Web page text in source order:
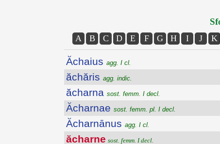
A B C D E F G H I J K
Ăchaius agg. I cl.
ăchăris agg. indic.
ăcharna sost. femm. I decl.
Ăcharnae sost. femm. pl. I decl.
Ăcharnānus agg. I cl.
ăcharne sost. femm. I decl.